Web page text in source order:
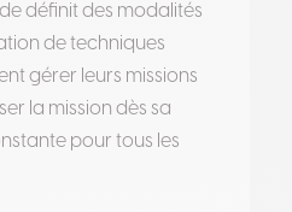
définit des modalités
de techniques
gérer leurs missions
la mission dès sa
pour tous les